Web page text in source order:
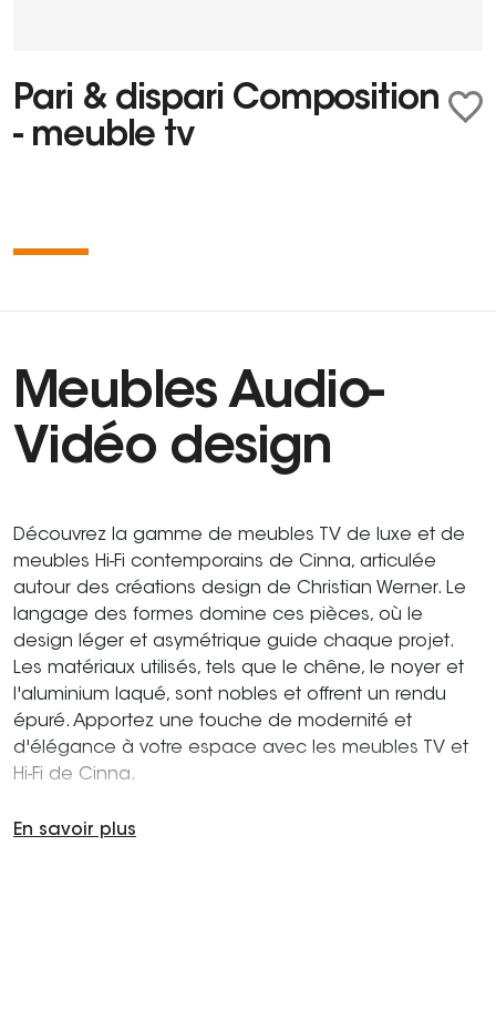
Pari & dispari Composition
- meuble tv
Meubles Audio-
Vidéo design
Découvrez la gamme de meubles TV de luxe et de
meubles Hi-Fi contemporains de Cinna, articulée
autour des créations design de Christian Werner. Le
langage des formes domine ces pièces, où le
design léger et asymétrique guide chaque projet.
Les matériaux utilisés, tels que le chêne, le noyer et
l'aluminium laqué, sont nobles et offrent un rendu
épuré. Apportez une touche de modernité et
d'élégance à votre espace avec les meubles TV et
Hi-Fi de Cinna.
En savoir plus